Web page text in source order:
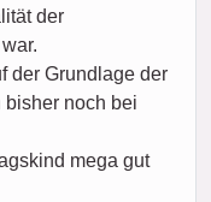
der
der Grundlage der
noch bei
mega gut